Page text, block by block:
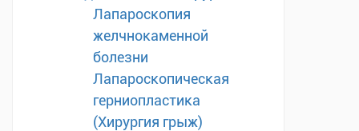
Лапароскопия
желчнокаменной
болезни
Лапароскопическая
герниопластика
(Хирургия грыж)